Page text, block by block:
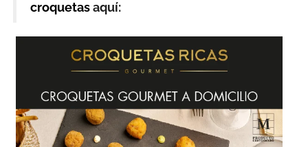
croquetas aquí: